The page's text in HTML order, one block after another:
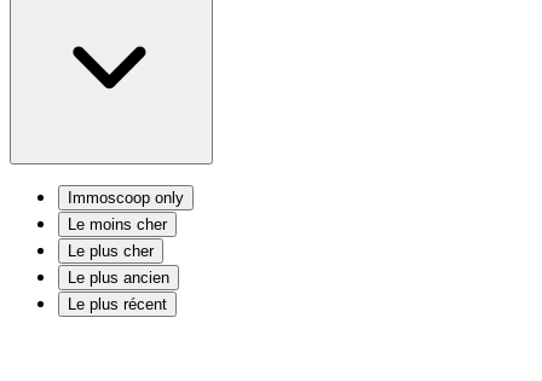
Immoscoop only
Le moins cher
Le plus cher
Le plus ancien
Le plus récent